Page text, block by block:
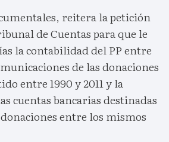
reitera la petición
de Cuentas para que le
la contabilidad del PP entre
de las donaciones
entre 1990 y 2011 y la
cuentas bancarias destinadas
entre los mismos